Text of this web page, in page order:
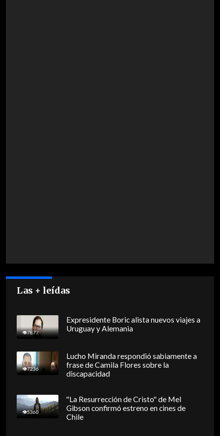
Las + leídas
7877
Expresidente Boric alista nuevos viajes a
Uruguay y Alemania
7236
Lucho Miranda respondió sabiamente a
frase de Camila Flores sobre la
discapacidad
5360
"La Resurrección de Cristo" de Mel
Gibson confirmó estreno en cines de
Chile